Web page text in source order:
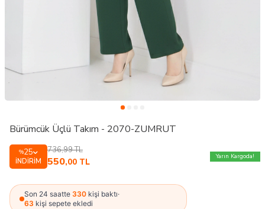
Bürümcük Üçlü Takım - 2070-ZUMRUT
%25
İNDIRIM
736,99TL
550,00 TL
Yarın Kargoda!
Son 24 saatte 330 kişi baktı·
63 kişi sepete ekledi